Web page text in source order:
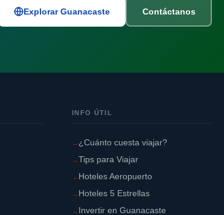
Explorar Guanacaste Contáctanos
INFO ÚTIL
¿Cuánto cuesta viajar?
Tips para Viajar
Hoteles Aeropuerto
Hoteles 5 Estrellas
Invertir en Guanacaste